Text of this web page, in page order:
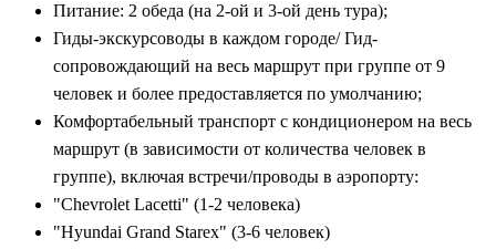
Питание: 2 обеда (на 2-ой и 3-ой день тура);
Гиды-экскурсоводы в каждом городе/ Гид-
сопровождающий на весь маршрут при группе от 9
человек и более предоставляется по умолчанию;
Комфортабельный транспорт с кондиционером на весь
маршрут (в зависимости от количества человек в
группе), включая встречи/проводы в аэропорту:
"Chevrolet Lacetti" (1-2 человека)
"Hyundai Grand Starex" (3-6 человек)